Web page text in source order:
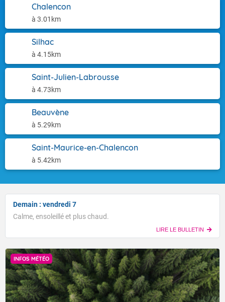
Chalencon
à 3.01km
Silhac
à 4.15km
Saint-Julien-Labrousse
à 4.73km
Beauvène
à 5.29km
Saint-Maurice-en-Chalencon
à 5.42km
Demain : vendredi 7
Calme, ensoleillé et plus chaud.
LIRE LE BULLETIN
INFOS MÉTÉO